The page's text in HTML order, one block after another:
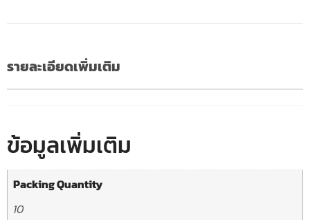
รายละเอียดเพิ่มเติม
ข้อมูลเพิ่มเติม
Packing Quantity
10